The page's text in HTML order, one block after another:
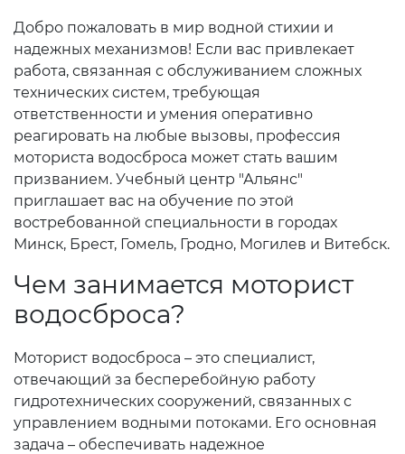
Добро пожаловать в мир водной стихии и
надежных механизмов! Если вас привлекает
работа, связанная с обслуживанием сложных
технических систем, требующая
ответственности и умения оперативно
реагировать на любые вызовы, профессия
моториста водосброса может стать вашим
призванием. Учебный центр "Альянс"
приглашает вас на обучение по этой
востребованной специальности в городах
Минск, Брест, Гомель, Гродно, Могилев и Витебск.
Чем занимается моторист
водосброса?
Моторист водосброса – это специалист,
отвечающий за бесперебойную работу
гидротехнических сооружений, связанных с
управлением водными потоками. Его основная
задача – обеспечивать надежное